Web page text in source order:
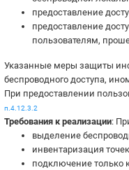
предоставление
предоставление
пользователям,
Указанные меры защиты
беспроводного доступа,
При предоставлении
п.4.12.3.2
Требования к реализации:
выделение
инвентаризация
подключение только